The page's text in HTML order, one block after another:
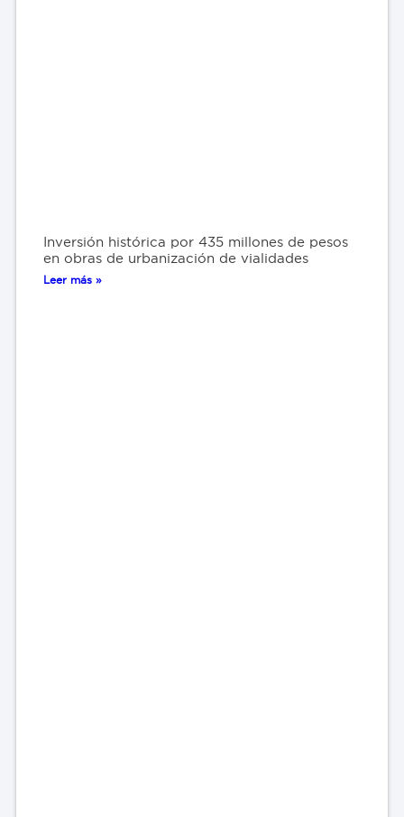
Inversión histórica por 435 millones de pesos
en obras de urbanización de vialidades
Leer más »